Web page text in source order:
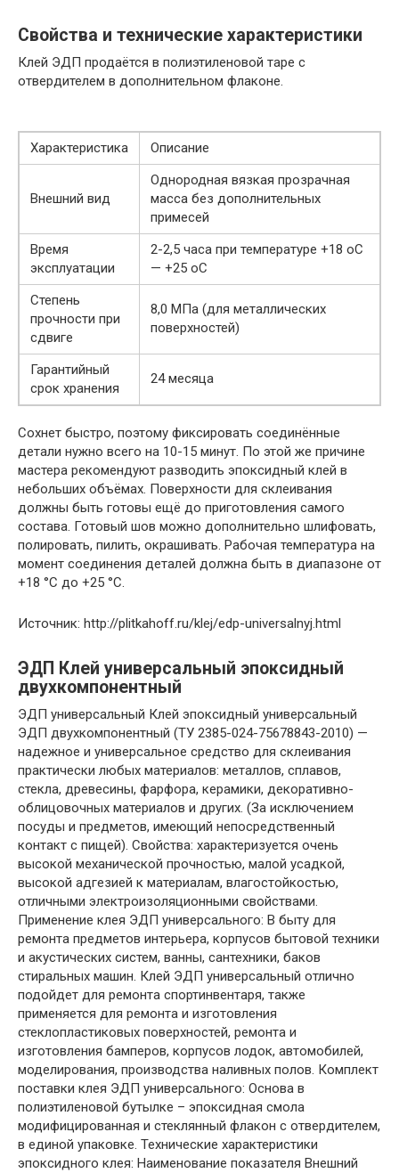
Свойства и технические характеристики
Клей ЭДП продаётся в полиэтиленовой таре с
отвердителем в дополнительном флаконе.
Характеристика Описание
Внешний вид
Однородная вязкая прозрачная
масса без дополнительных
примесей
Время
эксплуатации
2-2,5 часа при температуре +18 оС
— +25 оС
Степень
прочности при
сдвиге
8,0 МПа (для металлических
поверхностей)
Гарантийный
срок хранения
24 месяца
Сохнет быстро, поэтому фиксировать соединённые
детали нужно всего на 10-15 минут. По этой же причине
мастера рекомендуют разводить эпоксидный клей в
небольших объёмах. Поверхности для склеивания
должны быть готовы ещё до приготовления самого
состава. Готовый шов можно дополнительно шлифовать,
полировать, пилить, окрашивать. Рабочая температура на
момент соединения деталей должна быть в диапазоне от
+18 °С до +25 °С.
Источник: http://plitkahoff.ru/klej/edp-universalnyj.html
ЭДП Клей универсальный эпоксидный
двухкомпонентный
ЭДП универсальный Клей эпоксидный универсальный
ЭДП двухкомпонентный (ТУ 2385-024-75678843-2010) —
надежное и универсальное средство для склеивания
практически любых материалов: металлов, сплавов,
стекла, древесины, фарфора, керамики, декоративно-
облицовочных материалов и других. (За исключением
посуды и предметов, имеющий непосредственный
контакт с пищей). Свойства: характеризуется очень
высокой механической прочностью, малой усадкой,
высокой адгезией к материалам, влагостойкостью,
отличными электроизоляционными свойствами.
Применение клея ЭДП универсального: В быту для
ремонта предметов интерьера, корпусов бытовой техники
и акустических систем, ванны, сантехники, баков
стиральных машин. Клей ЭДП универсальный отлично
подойдет для ремонта спортинвентаря, также
применяется для ремонта и изготовления
стеклопластиковых поверхностей, ремонта и
изготовления бамперов, корпусов лодок, автомобилей,
моделирования, производства наливных полов. Комплект
поставки клея ЭДП универсального: Основа в
полиэтиленовой бутылке – эпоксидная смола
модифицированная и стеклянный флакон с отвердителем,
в единой упаковке. Технические характеристики
эпоксидного клея: Наименование показателя Внешний